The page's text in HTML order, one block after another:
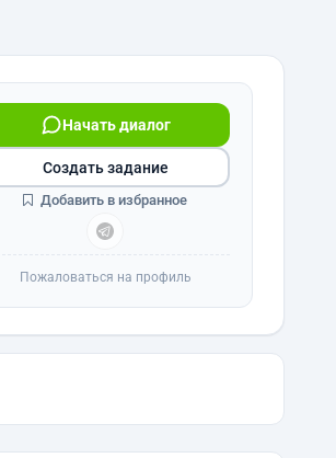
Начать диалог
Создать задание
Добавить в избранное
Пожаловаться на профиль